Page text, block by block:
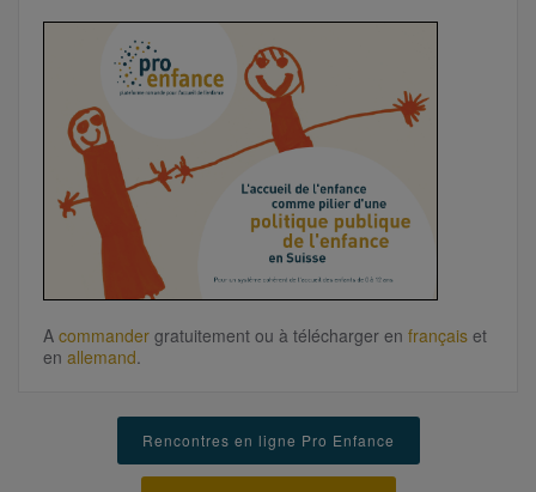
A commander gratuitement ou à télécharger en français et
en allemand.
Rencontres en ligne Pro Enfance